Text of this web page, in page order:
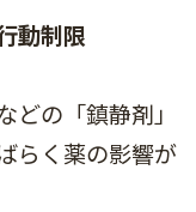
動制限
の「鎮静剤」
らく薬の影響が